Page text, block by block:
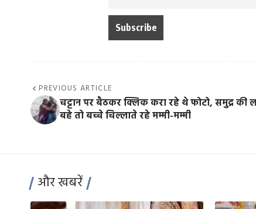
PREVIOUS ARTICLE
चट्टान पर बैठकर क्लिक करा रहे थे फोटो, समुद्र की
बहे तो बच्चे चिल्लाते रहे मम्मी-मम्मी
और खबरें